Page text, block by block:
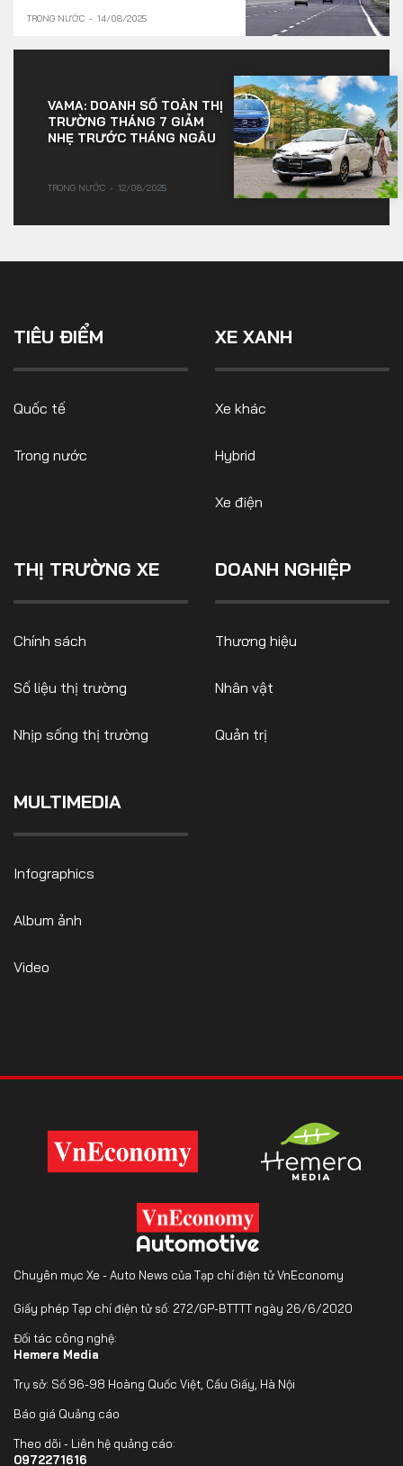
TRONG NƯỚC 14/08/2025
VAMA: DOANH SỐ TOÀN THỊ
TRƯỜNG THÁNG 7 GIẢM
NHẸ TRƯỚC THÁNG NGÂU
TRONG NƯỚC 12/08/2025
TIÊU ĐIỂM
Quốc tế
Trong nước
XE XANH
Xe khác
Hybrid
Xe điện
THỊ TRƯỜNG XE
Chính sách
Số liệu thị trường
Nhịp sống thị trường
DOANH NGHIỆP
Thương hiệu
Nhân vật
Quản trị
MULTIMEDIA
Infographics
Album ảnh
Video
Chuyên mục Xe - Auto News của Tạp chí điện tử VnEconomy
Giấy phép Tạp chí điện tử số: 272/GP-BTTTT ngày 26/6/2020
Đối tác công nghệ:
Hemera Media
Trụ sở: Số 96-98 Hoàng Quốc Việt, Cầu Giấy, Hà Nội
Báo giá Quảng cáo
Theo dõi - Liên hệ quảng cáo:
0972271616